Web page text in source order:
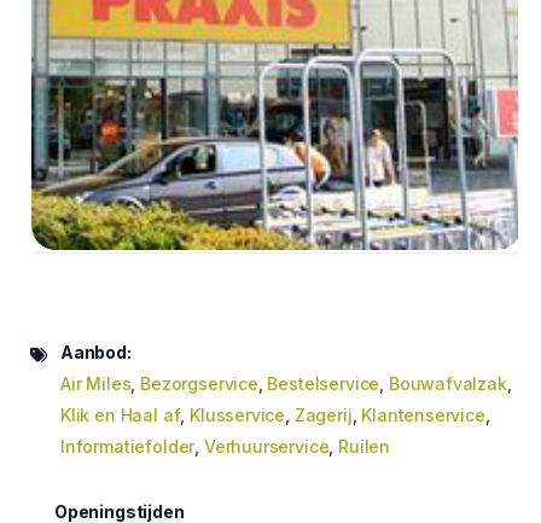
Aanbod:
Air Miles Bezorgservice Bestelservice Bouwafvalzak,
Klik en Haal af, Klusservice Zagerij Klantenservice
Informatiefolder, Verhuurservice Ruilen
Openingstijden